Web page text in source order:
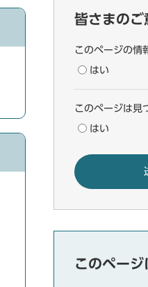
皆さまのご
このページの情
はい
このページは見
はい
このペー